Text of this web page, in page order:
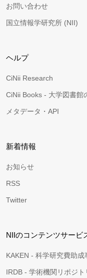
お問い合わせ
国立情報学研究所 (NII)
ヘルプ
CiNii Research
CiNii Books - 大学図書館
メタデータ・API
新着情報
お知らせ
RSS
Twitter
NIIのコンテンツサービ
KAKEN - 科学研究費助成
IRDB - 学術機関リポジト